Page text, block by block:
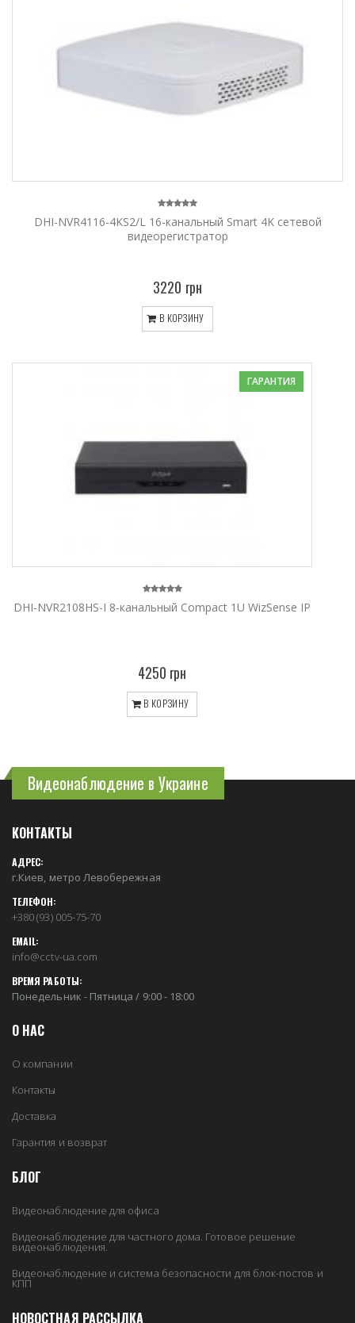
DHI-NVR4116-4KS2/L 16-канальный Smart 4K сетевой
видеорегистратор
3220 грн
В КОРЗИНУ
ГАРАНТИЯ
DHI-NVR2108HS-I 8-канальный Compact 1U WizSense IP
4250 грн
В КОРЗИНУ
Видеонаблюдение в Украине
КОНТАКТЫ
АДРЕС:
г.Киев, метро Левобережная
ТЕЛЕФОН:
+380 (93) 005-75-70
EMAIL:
info@cctv-ua.com
ВРЕМЯ РАБОТЫ:
Понедельник - Пятница / 9:00 - 18:00
О НАС
О компании
Контакты
Доставка
Гарантия и возврат
БЛОГ
Видеонаблюдение для офиса
Видеонаблюдение для частного дома. Готовое решение
видеонаблюдения.
Видеонаблюдение и система безопасности для блок-постов и
КПП
НОВОСТНАЯ РАССЫЛКА